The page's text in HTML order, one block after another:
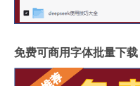
免费可商用字体批量下载